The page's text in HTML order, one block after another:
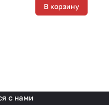
В корзину
с нами